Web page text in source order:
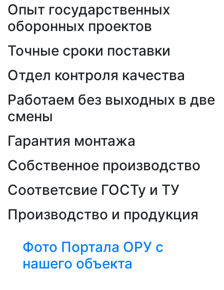
Опыт государственных
оборонных проектов
Точные сроки поставки
Отдел контроля качества
Работаем без выходных в две
смены
Гарантия монтажа
Собственное производство
Соответсвие ГОСТу и ТУ
Производство и продукция
Фото Портала ОРУ с
нашего объекта